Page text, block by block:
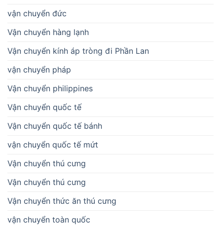
vận chuyển đức
Vận chuyển hàng lạnh
Vận chuyển kính áp tròng đi Phần Lan
vận chuyển pháp
Vận chuyển philippines
Vận chuyển quốc tế
Vận chuyển quốc tế bánh
vận chuyển quốc tế mứt
Vận chuyển thú cưng
Vận chuyển thú cưng
Vận chuyển thức ăn thú cưng
vận chuyển toàn quốc